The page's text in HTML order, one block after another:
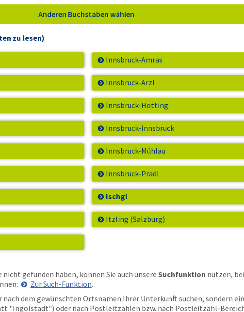
Anderen Buchstaben wählen
zu lesen)
Innsbruck-Amras
Innsbruck-Arzl
Innsbruck-Hötting
Innsbruck-Innsbruck
Innsbruck-Mühlau
Innsbruck-Pradl
Ischgl
Itzling (Salzburg)
gefunden haben, können Sie auch unsere Suchfunktion nutzen,
Zur Such-Funktion.
nach dem gewünschten Ortsnamen Ihrer Unterkunft suchen, sondern
"Ingolstadt") oder nach Postleitzahlen bzw. nach Postleitzahl-